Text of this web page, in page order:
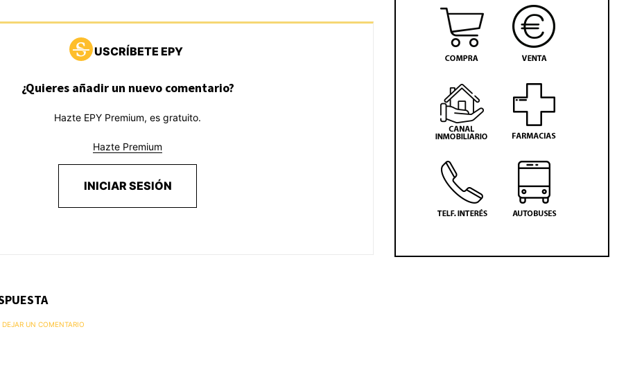
USCRÍBETE EPY
¿Quieres añadir un nuevo comentario?
Hazte EPY Premium, es gratuito.
Hazte Premium
INICIAR SESIÓN
UN COMENTARIO